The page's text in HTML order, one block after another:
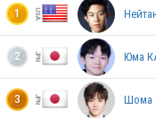
AZE
1
2 Юма
3 Шома